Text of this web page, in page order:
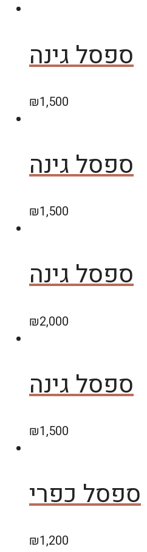
ספסל גינה
₪1,500
ספסל גינה
₪1,500
ספסל גינה
₪2,000
ספסל גינה
₪1,500
ספסל כפרי
₪1,200